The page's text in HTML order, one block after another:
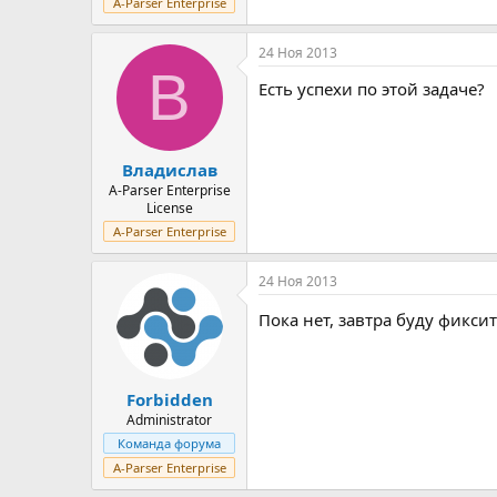
В
Владислав
A-Parser Enterprise
License
A-Parser Enterprise
24 Ноя 2013
Есть успехи по этой задаче?
Forbidden
Administrator
Команда форума
A-Parser Enterprise
24 Ноя 2013
Пока нет, завтра буду